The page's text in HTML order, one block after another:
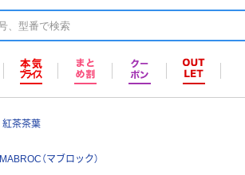
紅茶茶葉
MABROC（マブロック）